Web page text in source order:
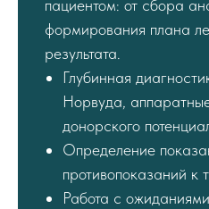
пациентом: от сбора
формирования плана
результата.
Глубинная
Норвуда,
донорского
Определение
противопоказаний к
Работа с